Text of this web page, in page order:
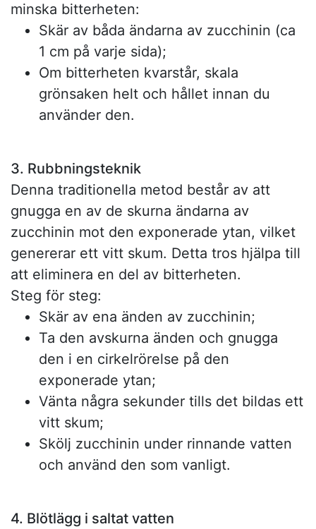
minska bitterheten:
Skär av båda ändarna av zucchinin (ca
1 cm på varje sida);
Om bitterheten kvarstår, skala
grönsaken helt och hållet innan du
använder den.
3. Rubbningsteknik
Denna traditionella metod består av att
gnugga en av de skurna ändarna av
zucchinin mot den exponerade ytan, vilket
genererar ett vitt skum. Detta tros hjälpa till
att eliminera en del av bitterheten.
Steg för steg:
Skär av ena änden av zucchinin;
Ta den avskurna änden och gnugga
den i en cirkelrörelse på den
exponerade ytan;
Vänta några sekunder tills det bildas ett
vitt skum;
Skölj zucchinin under rinnande vatten
och använd den som vanligt.
4. Blötlägg i saltat vatten